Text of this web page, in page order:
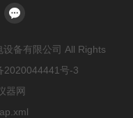
备有限公司 All Rights
2020044441号-3
器网